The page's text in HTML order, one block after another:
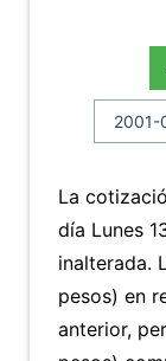
La
día Lunes
inalterada.
pesos) en
anterior,